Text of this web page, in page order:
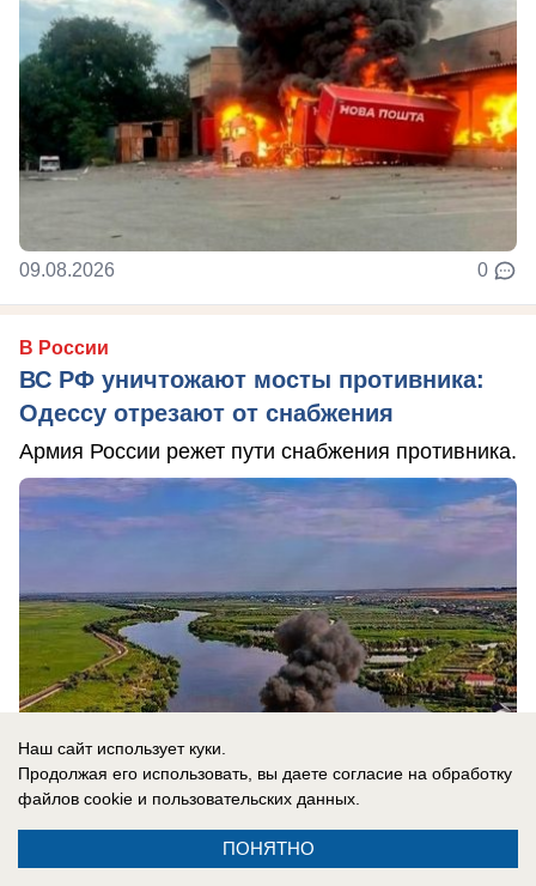
09.08.2026 0
В России
ВС РФ уничтожают мосты противника:
Одессу отрезают от снабжения
Армия России режет пути снабжения противника.
09.08.2026 0
Наш сайт использует куки.
Продолжая его использовать, вы даете согласие на обработку
файлов cookie и пользовательских данных.
ПОНЯТНО